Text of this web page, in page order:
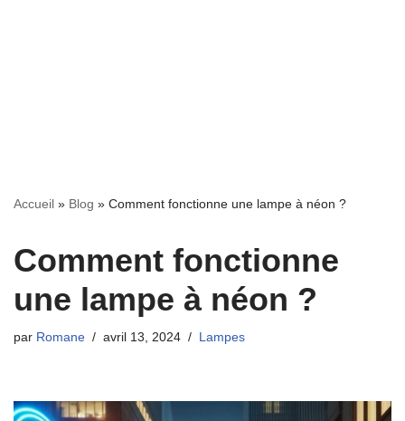
Accueil » Blog » Comment fonctionne une lampe à néon ?
Comment fonctionne
une lampe à néon ?
par Romane avril 13, 2024 Lampes